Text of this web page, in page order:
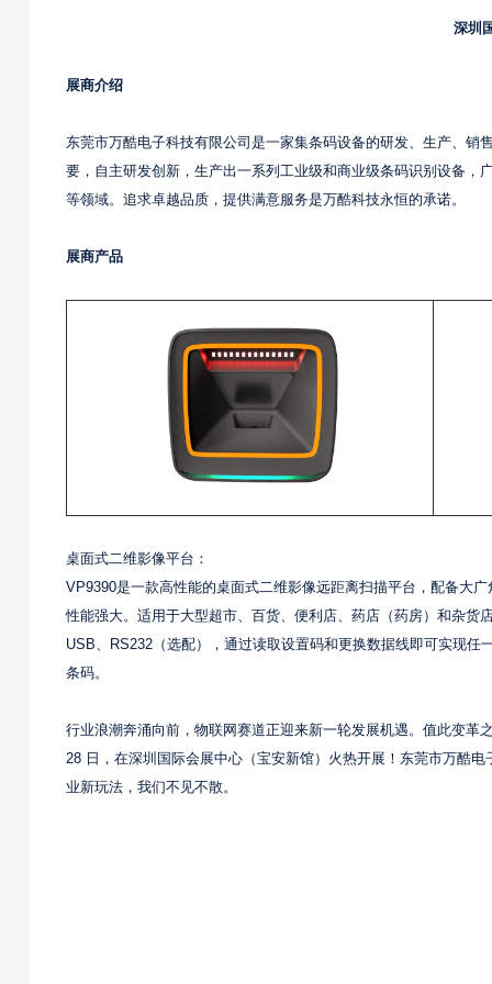
深圳
展商介绍
东莞市万酷电子科技有限公司是一家集条码设备的研发、生产、
要，自主研发创新，生产出一系列工业级和商业级条码识别设备
等领域。追求卓越品质，提供满意服务是万酷科技永恒的承诺。
展商产品
桌面式二维影像平台：
VP9390是一款高性能的桌面式二维影像远距离扫描平台，配备大
性能强大。适用于大型超市、百货、便利店、药店（药房）和杂
USB、RS232（选配），通过读取设置码和更换数据线即可实现
条码。
行业浪潮奔涌向前，物联网赛道正迎来新一轮发展机遇。值此变革
28 日，在深圳国际会展中心（宝安新馆）火热开展！东莞市万酷
业新玩法，我们不见不散。